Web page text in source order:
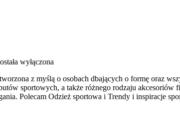
wyłączona
z myślą o osobach dbających o formę oraz
sportowych, a także różnego rodzaju
Polecam Odzież sportowa i Trendy i inspiracje